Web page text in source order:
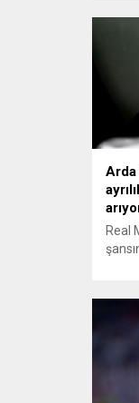
son
Arda
Real
Real